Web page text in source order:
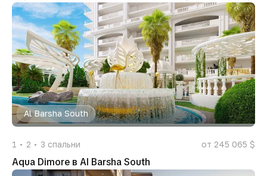
Al Barsha South
1 2 3 спальни от 245 065 $
Aqua Dimore в Al Barsha South